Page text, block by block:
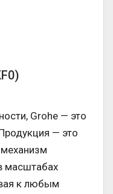
Grohe — это
— это
масштабах
к любым